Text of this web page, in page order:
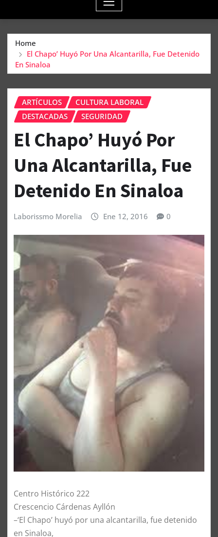
Home
El Chapo’ Huyó Por Una Alcantarilla, Fue Detenido
En Sinaloa
ARTÍCULOS
CULTURA LABORAL
DESTACADAS
SEGURIDAD
El Chapo’ Huyó Por
Una Alcantarilla, Fue
Detenido En Sinaloa
Laborissmo Morelia Ene 12, 2016 0
Centro Histórico 222
Crescencio Cárdenas Ayllón
–‘El Chapo’ huyó por una alcantarilla, fue detenido
en Sinaloa,